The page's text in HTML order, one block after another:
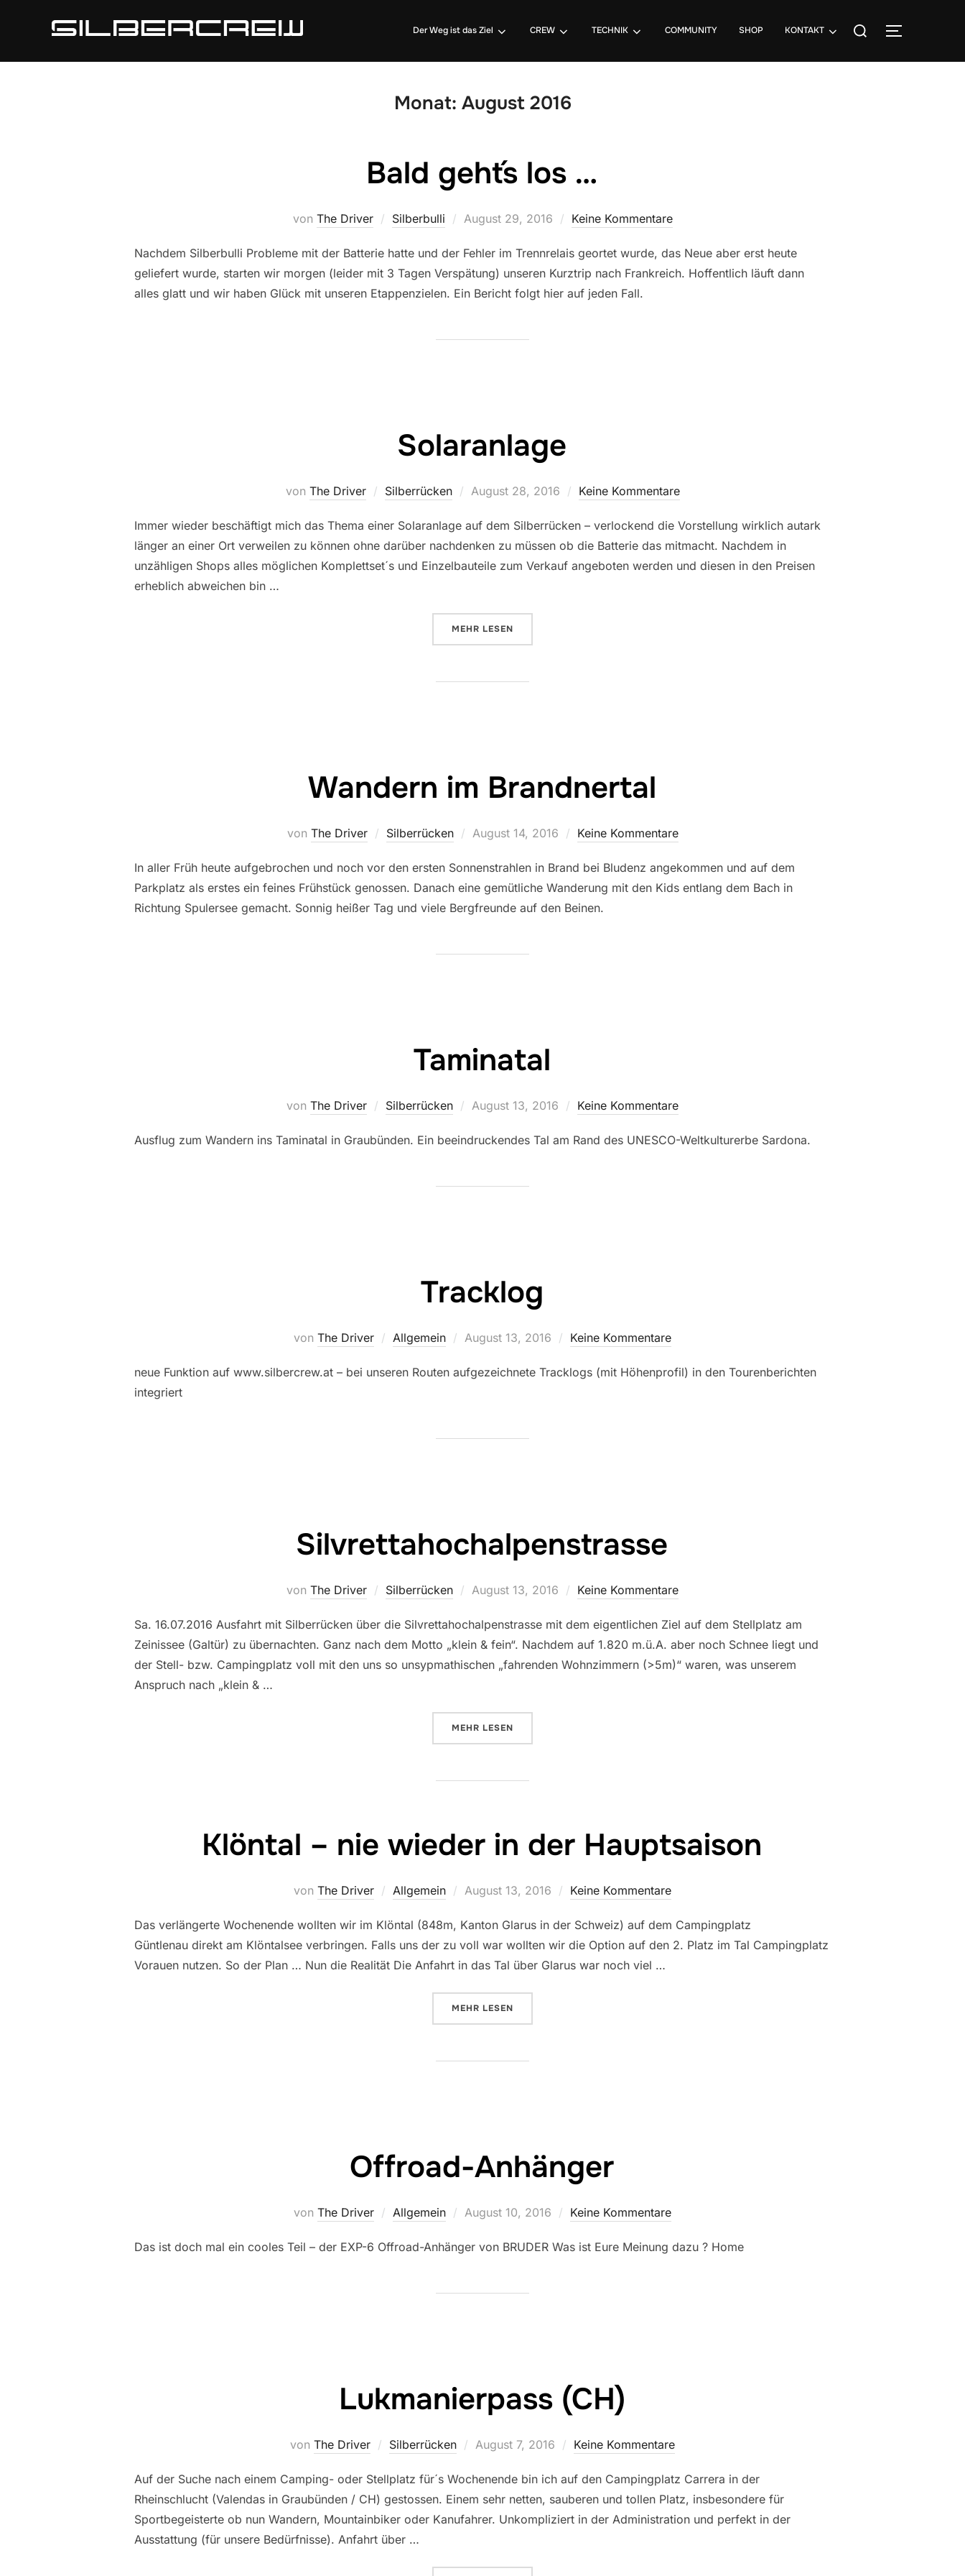
Der Weg ist das Ziel CREW TECHNIK COMMUNITY SHOP KONTAKT
Suchen
Monat: August 2016
Bald geht´s los …
von The Driver Silberbulli
Veröffentlicht
August 29, 2016 Keine Kommentare
Nachdem Silberbulli Probleme mit der Batterie hatte und der Fehler im Trennrelais geortet wurde, das Neue aber erst heute
geliefert wurde, starten wir morgen (leider mit 3 Tagen Verspätung) unseren Kurztrip nach Frankreich. Hoffentlich läuft dann
alles glatt und wir haben Glück mit unseren Etappenzielen. Ein Bericht folgt hier auf jeden Fall.
Solaranlage
von The Driver Silberrücken
Veröffentlicht
August 28, 2016 Keine Kommentare
Immer wieder beschäftigt mich das Thema einer Solaranlage auf dem Silberrücken – verlockend die Vorstellung wirklich autark
länger an einer Ort verweilen zu können ohne darüber nachdenken zu müssen ob die Batterie das mitmacht. Nachdem in
unzähligen Shops alles möglichen Komplettset´s und Einzelbauteile zum Verkauf angeboten werden und diesen in den Preisen
erheblich abweichen bin …
MEHR ÜBER „SOLARANLAGE“
LESEN
Wandern im Brandnertal
von The Driver Silberrücken
Veröffentlicht
August 14, 2016 Keine Kommentare
In aller Früh heute aufgebrochen und noch vor den ersten Sonnenstrahlen in Brand bei Bludenz angekommen und auf dem
Parkplatz als erstes ein feines Frühstück genossen. Danach eine gemütliche Wanderung mit den Kids entlang dem Bach in
Richtung Spulersee gemacht. Sonnig heißer Tag und viele Bergfreunde auf den Beinen.
Taminatal
von The Driver Silberrücken
Veröffentlicht
August 13, 2016 Keine Kommentare
Ausflug zum Wandern ins Taminatal in Graubünden. Ein beeindruckendes Tal am Rand des UNESCO-Weltkulturerbe Sardona.
Tracklog
von The Driver Allgemein
Veröffentlicht
August 13, 2016 Keine Kommentare
neue Funktion auf www.silbercrew.at – bei unseren Routen aufgezeichnete Tracklogs (mit Höhenprofil) in den Tourenberichten
integriert
Silvrettahochalpenstrasse
von The Driver Silberrücken
Veröffentlicht
August 13, 2016 Keine Kommentare
Sa. 16.07.2016 Ausfahrt mit Silberrücken über die Silvrettahochalpenstrasse mit dem eigentlichen Ziel auf dem Stellplatz am
Zeinissee (Galtür) zu übernachten. Ganz nach dem Motto „klein & fein“. Nachdem auf 1.820 m.ü.A. aber noch Schnee liegt und
der Stell- bzw. Campingplatz voll mit den uns so unsypmathischen „fahrenden Wohnzimmern (>5m)“ waren, was unserem
Anspruch nach „klein & …
MEHR ÜBER „SILVRETTAHOCHALPENSTRASSE“
LESEN
Klöntal – nie wieder in der Hauptsaison
von The Driver Allgemein
Veröffentlicht
August 13, 2016 Keine Kommentare
Das verlängerte Wochenende wollten wir im Klöntal (848m, Kanton Glarus in der Schweiz) auf dem Campingplatz
Güntlenau direkt am Klöntalsee verbringen. Falls uns der zu voll war wollten wir die Option auf den 2. Platz im Tal Campingplatz
Vorauen nutzen. So der Plan … Nun die Realität Die Anfahrt in das Tal über Glarus war noch viel …
MEHR ÜBER „KLÖNTAL – NIE WIEDER IN DER HAUPTSAISON“
LESEN
Offroad-Anhänger
von The Driver Allgemein
Veröffentlicht
August 10, 2016 Keine Kommentare
Das ist doch mal ein cooles Teil – der EXP-6 Offroad-Anhänger von BRUDER Was ist Eure Meinung dazu ? Home
Lukmanierpass (CH)
von The Driver Silberrücken
Veröffentlicht
August 7, 2016 Keine Kommentare
Auf der Suche nach einem Camping- oder Stellplatz für´s Wochenende bin ich auf den Campingplatz Carrera in der
Rheinschlucht (Valendas in Graubünden / CH) gestossen. Einem sehr netten, sauberen und tollen Platz, insbesondere für
Sportbegeisterte ob nun Wandern, Mountainbiker oder Kanufahrer. Unkompliziert in der Administration und perfekt in der
Ausstattung (für unsere Bedürfnisse). Anfahrt über …